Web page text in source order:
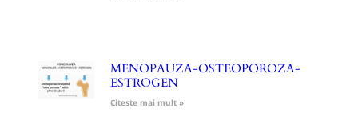
MENOPAUZA-OSTEOPOROZA-
ESTROGEN
Citeste mai mult »